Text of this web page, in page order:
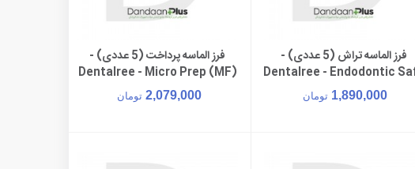
افزودن به سبد خرید
فرز الماسه تراش (5 عددی) -
Dentalree - Endodontic
End 851
1,890,000 تومان
افزودن به سبد خریدفرز الماسه پرداخت (5 عددی) -
Dentalree - Micro Prep (MF)
2,079,000 تومان